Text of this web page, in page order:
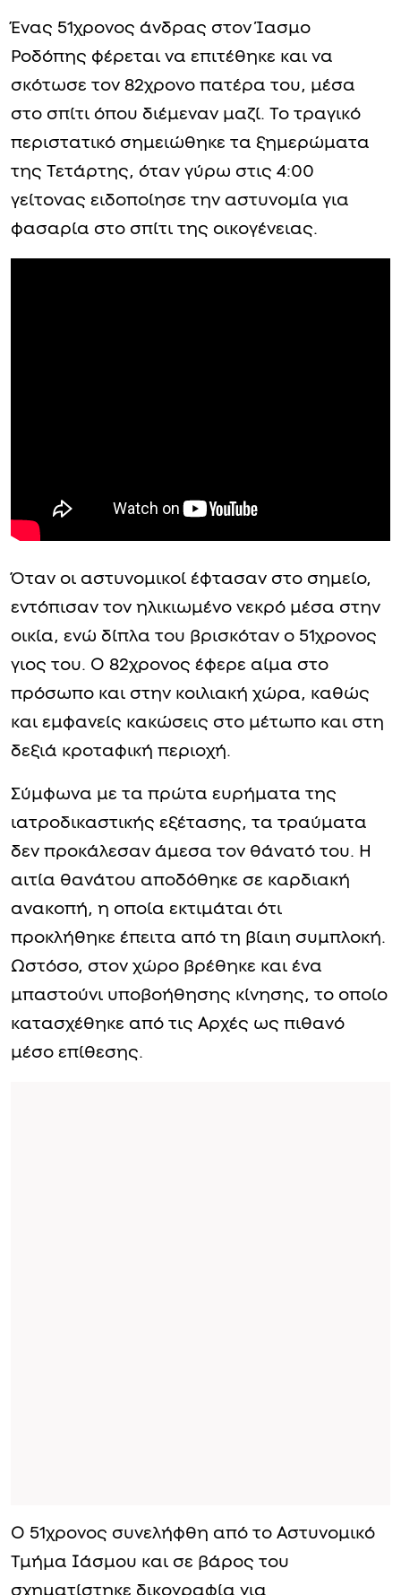
Ένας 51χρονος άνδρας στον Ίασμο
Ροδόπης φέρεται να επιτέθηκε και να
σκότωσε τον 82χρονο πατέρα του, μέσα
στο σπίτι όπου διέμεναν μαζί. Το τραγικό
περιστατικό σημειώθηκε τα ξημερώματα
της Τετάρτης, όταν γύρω στις 4:00
γείτονας ειδοποίησε την αστυνομία για
φασαρία στο σπίτι της οικογένειας.
Όταν οι αστυνομικοί έφτασαν στο σημείο,
εντόπισαν τον ηλικιωμένο νεκρό μέσα στην
οικία, ενώ δίπλα του βρισκόταν ο 51χρονος
γιος του. Ο 82χρονος έφερε αίμα στο
πρόσωπο και στην κοιλιακή χώρα, καθώς
και εμφανείς κακώσεις στο μέτωπο και στη
δεξιά κροταφική περιοχή.
Σύμφωνα με τα πρώτα ευρήματα της
ιατροδικαστικής εξέτασης, τα τραύματα
δεν προκάλεσαν άμεσα τον θάνατό του. Η
αιτία θανάτου αποδόθηκε σε καρδιακή
ανακοπή, η οποία εκτιμάται ότι
προκλήθηκε έπειτα από τη βίαιη συμπλοκή.
Ωστόσο, στον χώρο βρέθηκε και ένα
μπαστούνι υποβοήθησης κίνησης, το οποίο
κατασχέθηκε από τις Αρχές ως πιθανό
μέσο επίθεσης.
Ο 51χρονος συνελήφθη από το Αστυνομικό
Τμήμα Ιάσμου και σε βάρος του
σχηματίστηκε δικογραφία για